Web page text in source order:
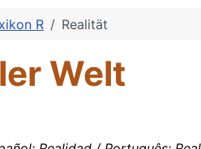
R Realität
Welt